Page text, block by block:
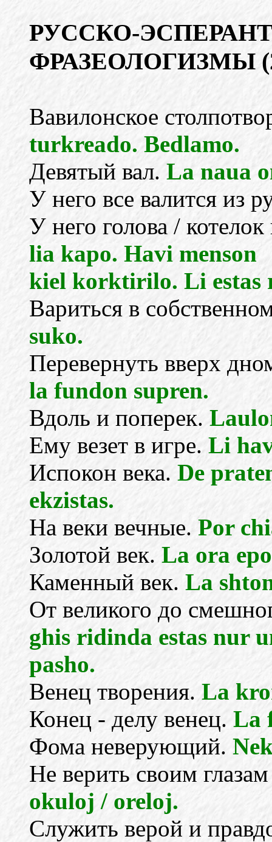
РУССКО-
ФРАЗЕОЛОГИЗМЫ
Вавилонское
turkreado. Bedlamo.
Девятый вал. La naua
У него все валится из
У него голова /
lia kapo. Havi menson
kiel korktirilo. Li estas
Вариться в
suko.
Перевернуть вверх
la fundon supren.
Вдоль и поперек.
Ему везет в игре. Li
Испокон века. De
ekzistas.
На веки вечные. Por
Золотой век. La ora
Каменный век. La
От великого до
ghis ridinda estas nur
pasho.
Венец творения. La
Конец - делу венец. La
Фома неверующий.
Не верить своим
okuloj / oreloj.
Служить верой и